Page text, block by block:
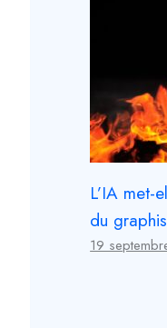
L’IA met-
du
19